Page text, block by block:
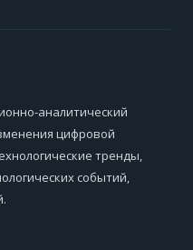
аналитический
цифровой
тренды,
событий,